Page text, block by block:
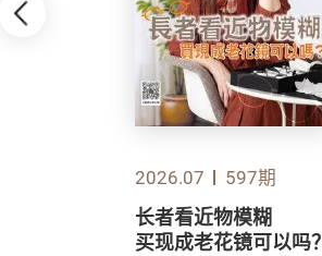
2026.07 597期
长者看近物模糊
买现成老花镜可以吗？